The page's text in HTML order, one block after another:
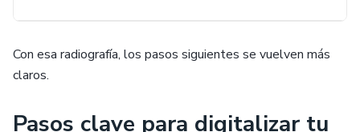
Con esa radiografía, los pasos siguientes se vuelven más
claros.
Pasos clave para digitalizar tu